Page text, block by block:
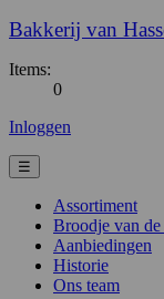
Bakkerij van
Items:
0
Inloggen
☰
Assortiment
Broodje van de
Aanbiedingen
Historie
Ons team